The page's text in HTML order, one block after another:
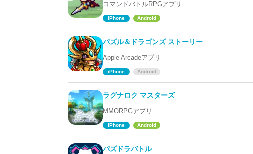
コマンドバトルRPGアプリ
iPhone Android
パズル＆ドラゴンズ ストーリー
Apple Arcadeアプリ
iPhone Android
ラグナロク マスターズ
MMORPGアプリ
iPhone Android
パズドラバトル